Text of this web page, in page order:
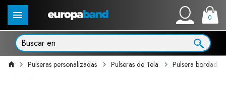
0
Pulseras personalizadas Pulseras de Tela Pulsera bordada